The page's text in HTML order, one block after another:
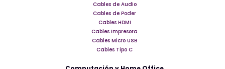
Cables de Audio
Cables de Poder
Cables HDMI
Cables Impresora
Cables Micro USB
Cables Tipo C